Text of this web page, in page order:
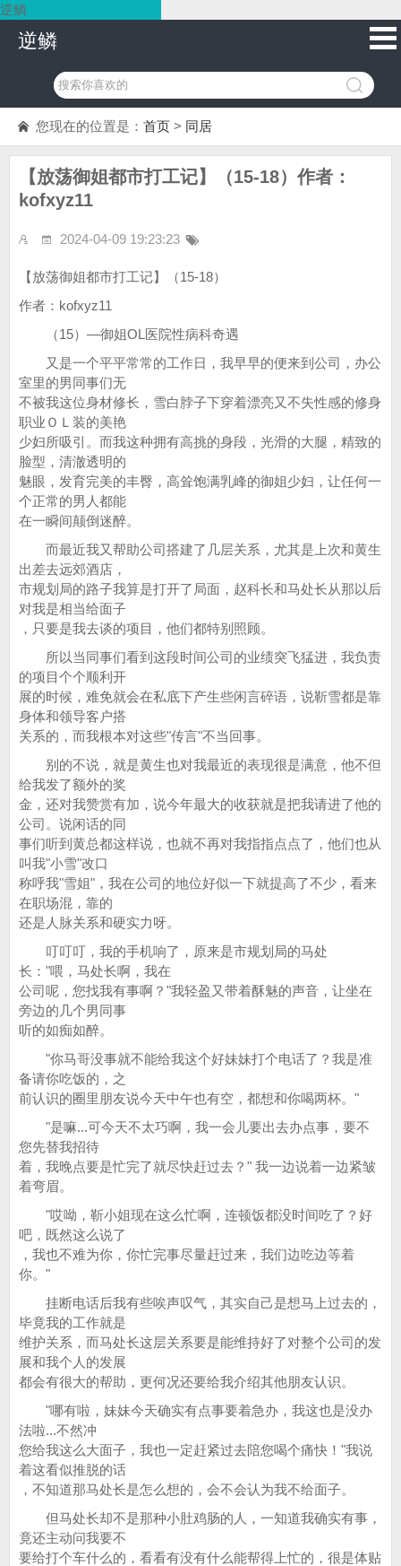
逆鳞
逆鳞
您现在的位置是： 首页 > 同居
【放荡御姐都市打工记】（15-18）作者：
kofxyz11
2024-04-09 19:23:23
【放荡御姐都市打工记】（15-18）
作者：kofxyz11
（15）—御姐OL医院性病科奇遇
又是一个平平常常的工作日，我早早的便来到公司，办公
室里的男同事们无
不被我这位身材修长，雪白脖子下穿着漂亮又不失性感的修身
职业ＯＬ装的美艳
少妇所吸引。而我这种拥有高挑的身段，光滑的大腿，精致的
脸型，清澈透明的
魅眼，发育完美的丰臀，高耸饱满乳峰的御姐少妇，让任何一
个正常的男人都能
在一瞬间颠倒迷醉。
而最近我又帮助公司搭建了几层关系，尤其是上次和黄生
出差去远郊酒店，
市规划局的路子我算是打开了局面，赵科长和马处长从那以后
对我是相当给面子
，只要是我去谈的项目，他们都特别照顾。
所以当同事们看到这段时间公司的业绩突飞猛进，我负责
的项目个个顺利开
展的时候，难免就会在私底下产生些闲言碎语，说靳雪都是靠
身体和领导客户搭
关系的，而我根本对这些"传言"不当回事。
别的不说，就是黄生也对我最近的表现很是满意，他不但
给我发了额外的奖
金，还对我赞赏有加，说今年最大的收获就是把我请进了他的
公司。说闲话的同
事们听到黄总都这样说，也就不再对我指指点点了，他们也从
叫我"小雪"改口
称呼我"雪姐"，我在公司的地位好似一下就提高了不少，看来
在职场混，靠的
还是人脉关系和硬实力呀。
叮叮叮，我的手机响了，原来是市规划局的马处
长："喂，马处长啊，我在
公司呢，您找我有事啊？"我轻盈又带着酥魅的声音，让坐在
旁边的几个男同事
听的如痴如醉。
"你马哥没事就不能给我这个好妹妹打个电话了？我是准
备请你吃饭的，之
前认识的圈里朋友说今天中午也有空，都想和你喝两杯。"
"是嘛...可今天不太巧啊，我一会儿要出去办点事，要不
您先替我招待
着，我晚点要是忙完了就尽快赶过去？" 我一边说着一边紧皱
着弯眉。
"哎呦，靳小姐现在这么忙啊，连顿饭都没时间吃了？好
吧，既然这么说了
，我也不难为你，你忙完事尽量赶过来，我们边吃边等着
你。"
挂断电话后我有些唉声叹气，其实自己是想马上过去的，
毕竟我的工作就是
维护关系，而马处长这层关系要是能维持好了对整个公司的发
展和我个人的发展
都会有很大的帮助，更何况还要给我介绍其他朋友认识。
"哪有啦，妹妹今天确实有点事要着急办，我这也是没办
法啦...不然冲
您给我这么大面子，我也一定赶紧过去陪您喝个痛快！"我说
着这看似推脱的话
，不知道那马处长是怎么想的，会不会认为我不给面子。
但马处长却不是那种小肚鸡肠的人，一知道我确实有事，
竟还主动问我要不
要给打个车什么的，看看有没有什么能帮得上忙的，很是体贴